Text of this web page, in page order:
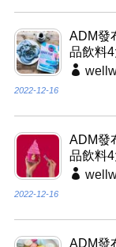
ADM發
品飲料
2022-12-16
ADM發
品飲料
2022-12-16
ADM發